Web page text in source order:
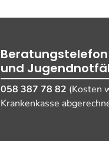
und
058 387 78 82 (Kosten
Krankenkasse